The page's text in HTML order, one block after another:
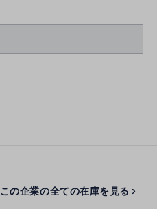
この企業の全ての在庫を見る